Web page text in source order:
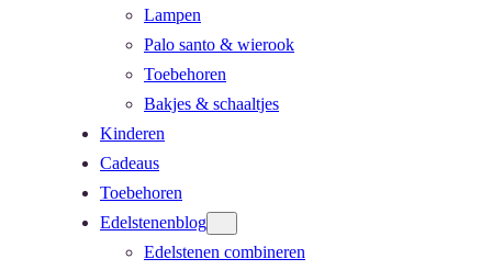
Lampen
Palo santo & wierook
Toebehoren
Bakjes & schaaltjes
Kinderen
Cadeaus
Toebehoren
Edelstenenblog
Edelstenen combineren